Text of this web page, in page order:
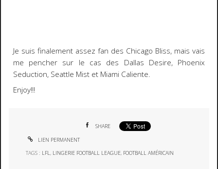
Je suis finalement assez fan des Chicago Bliss, mais vais
me pencher sur le cas des Dallas Desire, Phoenix
Seduction, Seattle Mistet Miami Caliente.
Enjoy!!!
SHARE
LIEN PERMANENT
TAGS : LFL, LINGERIE FOOTBALL LEAGUE, FOOTBALL AMÉRICAIN